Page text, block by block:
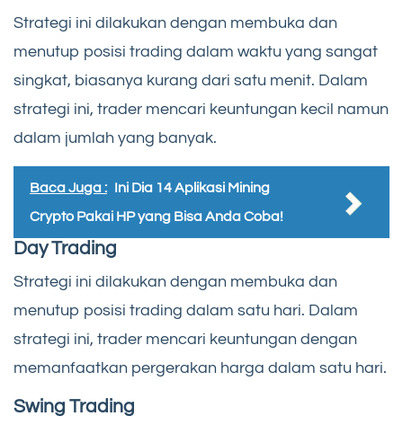
Strategi ini dilakukan dengan membuka dan
menutup posisi trading dalam waktu yang sangat
singkat, biasanya kurang dari satu menit. Dalam
strategi ini, trader mencari keuntungan kecil namun
dalam jumlah yang banyak.
Baca Juga : Ini Dia 14 Aplikasi Mining
Crypto Pakai HP yang Bisa Anda Coba!
Day Trading
Strategi ini dilakukan dengan membuka dan
menutup posisi trading dalam satu hari. Dalam
strategi ini, trader mencari keuntungan dengan
memanfaatkan pergerakan harga dalam satu hari.
Swing Trading